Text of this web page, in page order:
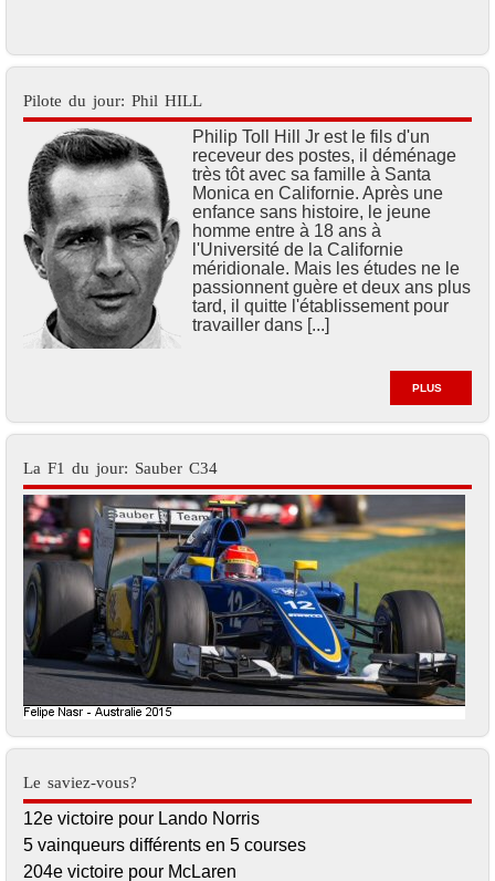
Pilote du jour: Phil HILL
Philip Toll Hill Jr est le fils d'un
receveur des postes, il déménage
très tôt avec sa famille à Santa
Monica en Californie. Après une
enfance sans histoire, le jeune
homme entre à 18 ans à
l'Université de la Californie
méridionale. Mais les études ne le
passionnent guère et deux ans plus
tard, il quitte l'établissement pour
travailler dans [...]
PLUS
La F1 du jour: Sauber C34
Le saviez-vous?
12e victoire pour Lando Norris
5 vainqueurs différents en 5 courses
204e victoire pour McLaren